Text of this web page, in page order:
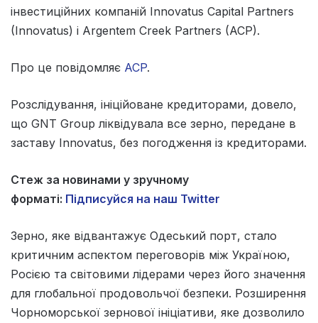
інвестиційних компаній Innovatus Capital Partners
(Innovatus) і Argentem Creek Partners (ACP).
Про це повідомляє ACP.
Розслідування, ініційоване кредиторами, довело,
що GNT Group ліквідувала все зерно, передане в
заставу Innovatus, без погодження із кредиторами.
Стеж за новинами у зручному
форматі: Підписуйся на наш Twitter
Зерно, яке відвантажує Одеський порт, стало
критичним аспектом переговорів між Україною,
Росією та світовими лідерами через його значення
для глобальної продовольчої безпеки. Розширення
Чорноморської зернової ініціативи, яке дозволило